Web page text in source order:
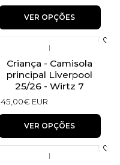
VER OPÇÕES
|
Criança - Camisola
principal Liverpool
25/26 - Wirtz 7
45,00€ EUR
VER OPÇÕES